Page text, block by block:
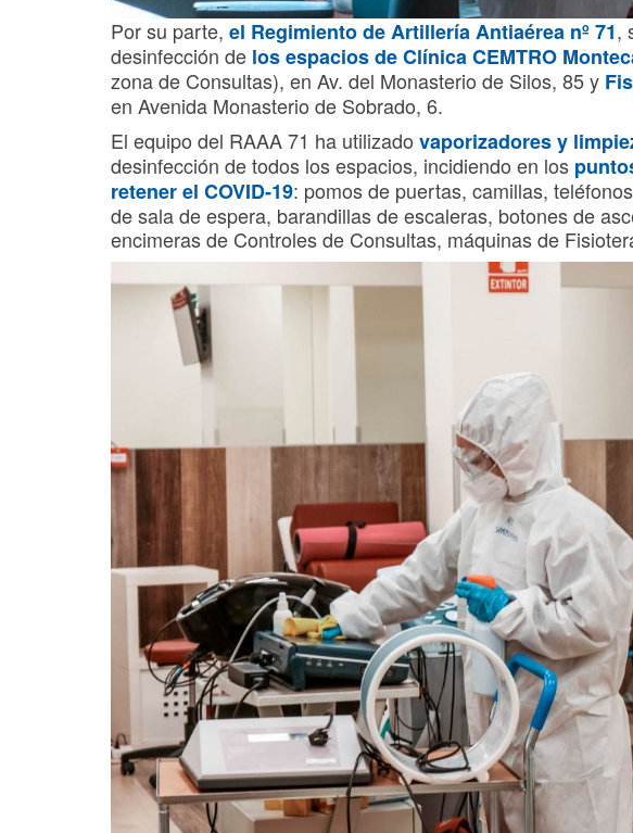
Por su parte, el Regimiento de Artillería Antiaérea nº 71,
desinfección de los espacios de Clínica CEMTRO
zona de Consultas), en Av. del Monasterio de Silos, 85 y
en Avenida Monasterio de Sobrado, 6.
El equipo del RAAA 71 ha utilizado vaporizadores y
desinfección de todos los espacios, incidiendo en los
retener el COVID-19: pomos de puertas, camillas,
de sala de espera, barandillas de escaleras, botones de
encimeras de Controles de Consultas, máquinas de